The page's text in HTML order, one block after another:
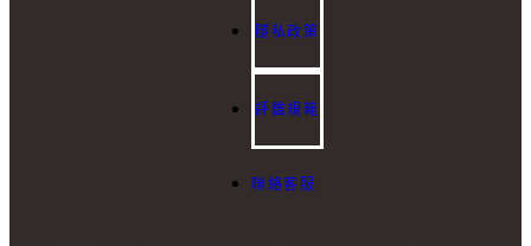
隱私政策
評鑑規範
聯絡客服